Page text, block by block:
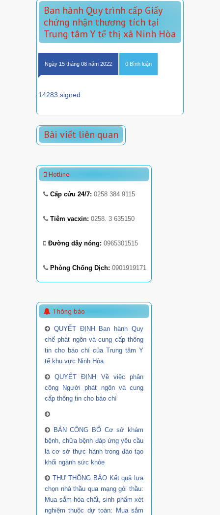
Ban hành Quy trình cấp Giấy
chứng nhận thương tích tại
Trung tâm Y tế thị xã Ninh Hòa
Ngày 15 tháng 08 năm 2022 0 Bình luận
14283.signed
Bài viết liên quan
Hotline
Cấp cứu 24/7: 0258 384 9115
Tiêm vacxin: 0258. 3 635150
Đường dây nóng: 0965301515
Phòng Chống Dịch: 0901919171
Thông báo
QUYẾT ĐỊNH Ban hành Quy
chế phát ngôn và cung cấp thông
tin cho báo chí của Trung tâm Y
tế khu vực Ninh Hòa
QUYẾT ĐỊNH Về việc phân
công Người phát ngôn và cung
cấp thông tin cho báo chí
BẢN CÔNG BỐ Cơ sở khám
bệnh, chữa bệnh đáp ứng yêu cầu
là cơ sở thực hành trong đào tạo
khối ngành sức khỏe
THƯ THÔNG BÁO Kết quả lựa
chọn nhà thầu qua mạng gói thầu:
Mua sắm hóa chất, sinh phẩm xét
nghiệm thuộc dự toán: Mua sắm